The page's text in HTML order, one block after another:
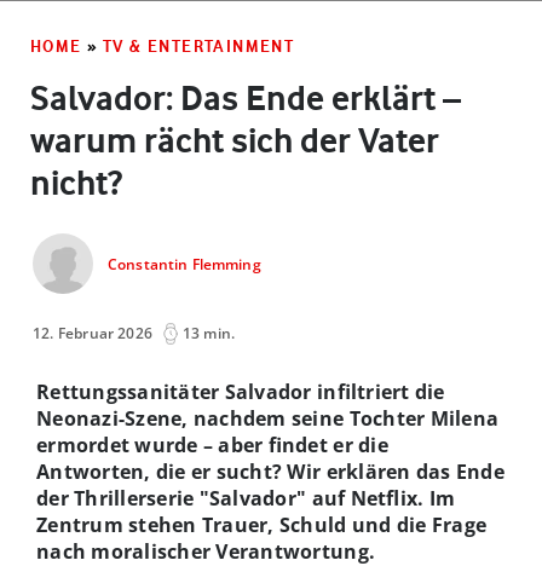
HOME » TV & ENTERTAINMENT
Salvador: Das Ende erklärt –
warum rächt sich der Vater
nicht?
Constantin Flemming
12. Februar 2026 13 min.
Rettungssanitäter Salvador infiltriert die
Neonazi-Szene, nachdem seine Tochter Milena
ermordet wurde – aber findet er die
Antworten, die er sucht? Wir erklären das Ende
der Thrillerserie "Salvador" auf Netflix. Im
Zentrum stehen Trauer, Schuld und die Frage
nach moralischer Verantwortung.